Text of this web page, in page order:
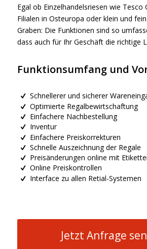
Egal ob Einzelhandelsriesen wie Tesco
Filialen in Osteuropa oder klein und
Graben: Die Funktionen sind so
dass auch für Ihr Geschäft die richtige
Funktionsumfang und
Schnellerer und sicherer
Optimierte Regalbewirtschaftung
Einfachere Nachbestellung
Inventur
Einfachere Preiskorrekturen
Schnelle Auszeichnung der Regale
Preisänderungen online mit
Online Preiskontrollen
Interface zu allen Retial-Systemen
Jetzt Anfrage